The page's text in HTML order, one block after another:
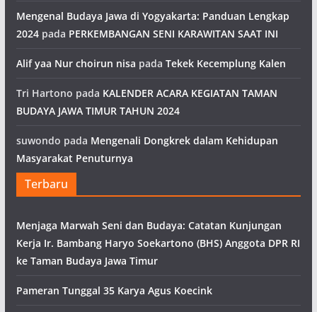
Mengenal Budaya Jawa di Yogyakarta: Panduan Lengkap
2024pada PERKEMBANGAN SENI KARAWITAN SAAT INI
Alif yaa Nur choirun nisa pada Tekek Kecemplung Kalen
Tri Hartono pada KALENDER ACARA KEGIATAN TAMAN
BUDAYA JAWA TIMUR TAHUN 2024
suwondo pada Mengenali Dongkrek dalam Kehidupan
Masyarakat Penuturnya
Terbaru
Menjaga Marwah Seni dan Budaya: Catatan Kunjungan
Kerja Ir. Bambang Haryo Soekartono (BHS) Anggota DPR RI
ke Taman Budaya Jawa Timur
Pameran Tunggal 35 Karya Agus Koecink